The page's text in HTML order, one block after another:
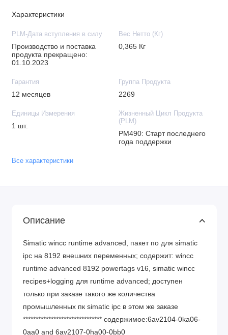
Характеристики
PLM-Дата вступления в силу
Производство и поставка
продукта прекращено:
01.10.2023
Вес Нетто (Кг)
0,365 Кг
Гарантия
12 месяцев
Группа Продукта
2269
Единицы Измерения
1 шт.
Жизненный Цикл Продукта
(PLM)
PM490: Старт последнего
года поддержки
Все характеристики
Описание
Simatic wincc runtime advanced, пакет по для simatic
ipc на 8192 внешних переменных; содержит: wincc
runtime advanced 8192 powertags v16, simatic wincc
recipes+logging для runtime advanced; доступен
только при заказе такого же количества
промышленных пк simatic ipc в этом же заказе
******************************* содержимое:6av2104-0ka06-
0aa0 and 6av2107-0ha00-0bb0